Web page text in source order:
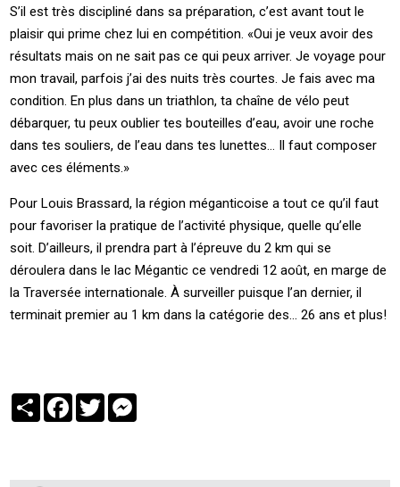
S’il est très discipliné dans sa préparation, c’est avant tout le
plaisir qui prime chez lui en compétition. «Oui je veux avoir des
résultats mais on ne sait pas ce qui peux arriver. Je voyage pour
mon travail, parfois j’ai des nuits très courtes. Je fais avec ma
condition. En plus dans un triathlon, ta chaîne de vélo peut
débarquer, tu peux oublier tes bouteilles d’eau, avoir une roche
dans tes souliers, de l’eau dans tes lunettes… Il faut composer
avec ces éléments.»
Pour Louis Brassard, la région méganticoise a tout ce qu’il faut
pour favoriser la pratique de l’activité physique, quelle qu’elle
soit. D’ailleurs, il prendra part à l’épreuve du 2 km qui se
déroulera dans le lac Mégantic ce vendredi 12 août, en marge de
la Traversée internationale. À surveiller puisque l’an dernier, il
terminait premier au 1 km dans la catégorie des… 26 ans et plus!
PartagerFacebook
Twitter